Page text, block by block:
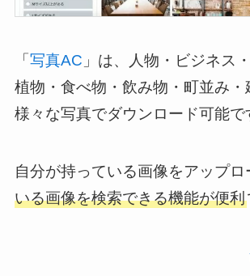
「 写真AC 」は、人物・ビジネス
植物・食べ物・飲み物・町並み・
様々な写真でダウンロード可能で
自分が持っている画像をアップロ
いる画像を検索できる機能が便利